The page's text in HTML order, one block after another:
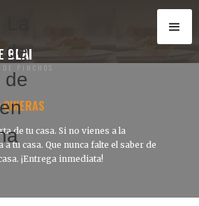
BLAI
DE PINCHOS
QUIERAS
de tu casa. Si no vienes a la
tu casa. Que nunca falte el saber de
¡Entrega inmediata!